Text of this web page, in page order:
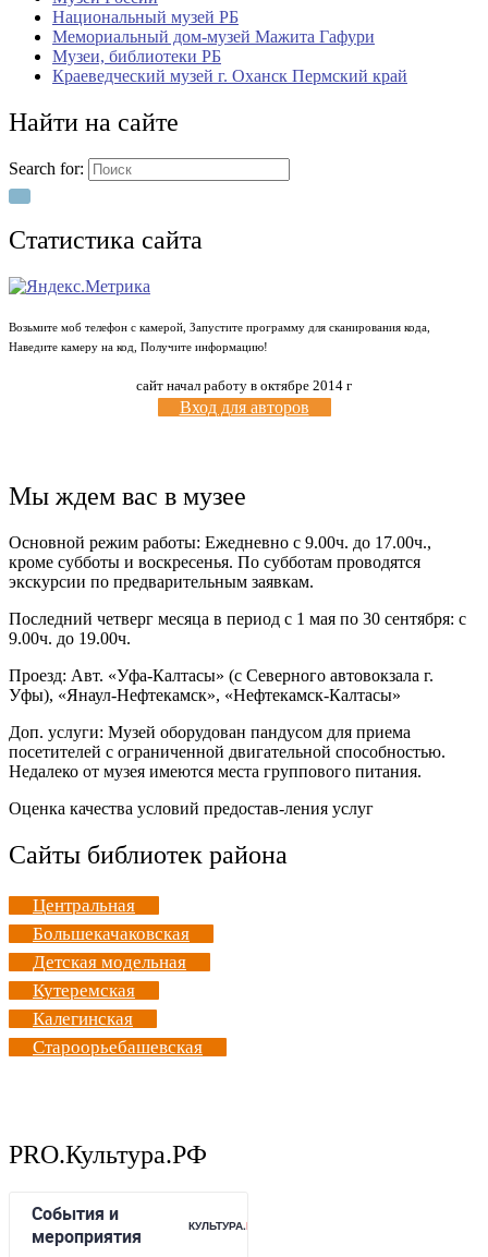
Национальный музей РБ
Мемориальный дом-музей Мажита Гафури
Музеи, библиотеки РБ
Краеведческий музей г. Оханск Пермский край
Найти на сайте
Search for:
Статистика сайта
Возьмите моб телефон с камерой, Запустите программу для сканирования кода,
Наведите камеру на код, Получите информацию!
сайт начал работу в октябре 2014 г
Вход для авторов
Мы ждем вас в музее
Основной режим работы: Ежедневно с 9.00ч. до 17.00ч.,
кроме субботы и воскресенья. По субботам проводятся
экскурсии по предварительным заявкам.
Последний четверг месяца в период с 1 мая по 30 сентября: с
9.00ч. до 19.00ч.
Проезд: Авт. «Уфа-Калтасы» (с Северного автовокзала г.
Уфы), «Янаул-Нефтекамск», «Нефтекамск-Калтасы»
Доп. услуги: Музей оборудован пандусом для приема
посетителей с ограниченной двигательной способностью.
Недалеко от музея имеются места группового питания.
Оценка качества условий предостав-ления услуг
Сайты библиотек района
Центральная
Большекачаковская
Детская модельная
Кутеремская
Калегинская
Староорьебашевская
PRO.Культура.РФ